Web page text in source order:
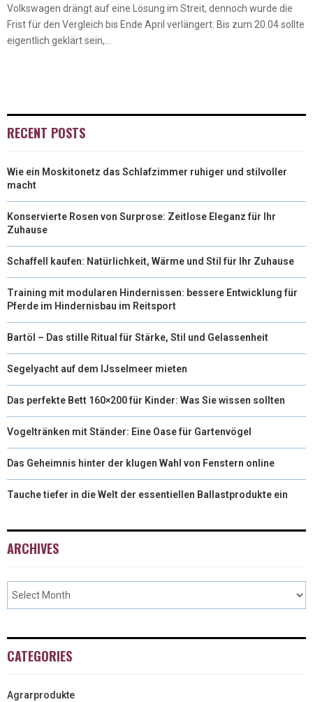
Volkswagen drängt auf eine Lösung im Streit, dennoch wurde die
Frist für den Vergleich bis Ende April verlängert. Bis zum 20.04 sollte
eigentlich geklärt sein,...
RECENT POSTS
Wie ein Moskitonetz das Schlafzimmer ruhiger und stilvoller
macht
Konservierte Rosen von Surprose: Zeitlose Eleganz für Ihr
Zuhause
Schaffell kaufen: Natürlichkeit, Wärme und Stil für Ihr Zuhause
Training mit modularen Hindernissen: bessere Entwicklung für
Pferde im Hindernisbau im Reitsport
Bartöl – Das stille Ritual für Stärke, Stil und Gelassenheit
Segelyacht auf dem IJsselmeer mieten
Das perfekte Bett 160×200 für Kinder: Was Sie wissen sollten
Vogeltränken mit Ständer: Eine Oase für Gartenvögel
Das Geheimnis hinter der klugen Wahl von Fenstern online
Tauche tiefer in die Welt der essentiellen Ballastprodukte ein
ARCHIVES
CATEGORIES
Agrarprodukte